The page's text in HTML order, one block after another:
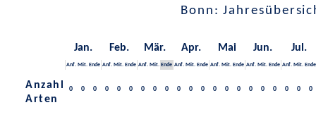
Bonn:
Jan. Feb. Mär. Apr. Mai Jun. Jul.
Anf. Mit. Ende Anf. Mit. Ende Anf. Mit. Ende Anf. Mit. Ende Anf. Mit. Ende Anf. Mit. Ende Anf. Mit. Ende
Anzahl
Arten
0 0 0 0 0 0 0 0 0 0 0 0 0 0 0 0 0 0 0 0 0